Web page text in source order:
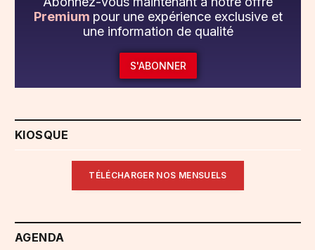
Premium pour une expérience exclusive et
une information de qualité
S'ABONNER
KIOSQUE
TÉLÉCHARGER NOS MENSUELS
AGENDA